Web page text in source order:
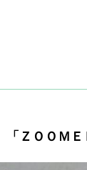
「ＺＯＯＭ